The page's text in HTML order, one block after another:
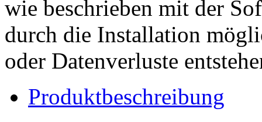
wie beschrieben mit der
durch die Installation
oder Datenverluste
Produktbeschreibung